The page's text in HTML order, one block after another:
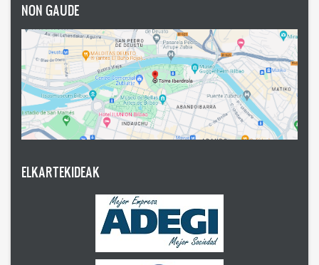
NON GAUDE
ELKARTEKIDEAK